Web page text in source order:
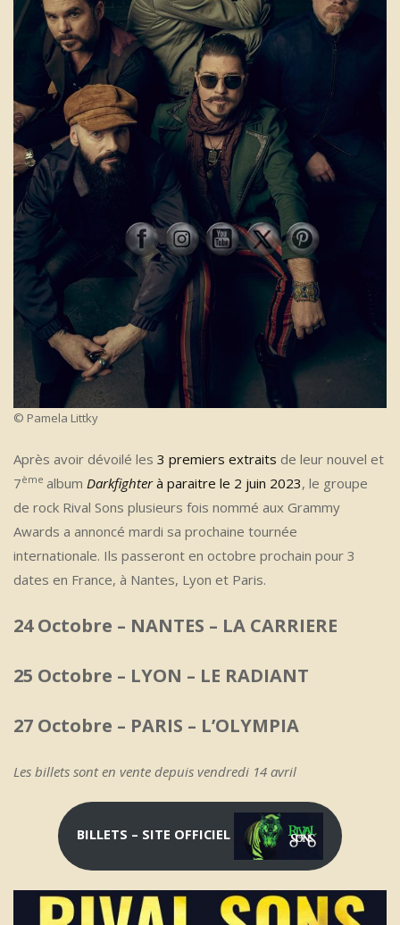
© Pamela Littky
Après avoir dévoilé les 3 premiers extraits de leur nouvel et
7ème album Darkfighterà paraitre le 2 juin 2023, le groupe
de rock Rival Sons plusieurs fois nommé aux Grammy
Awards a annoncé mardi sa prochaine tournée
internationale. Ils passeront en octobre prochain pour 3
dates en France, à Nantes, Lyon et Paris.
24 Octobre – NANTES – LA CARRIERE
25 Octobre – LYON – LE RADIANT
27 Octobre – PARIS – L’OLYMPIA
Les billets sont en vente depuis vendredi 14 avril
BILLETS – SITE OFFICIEL